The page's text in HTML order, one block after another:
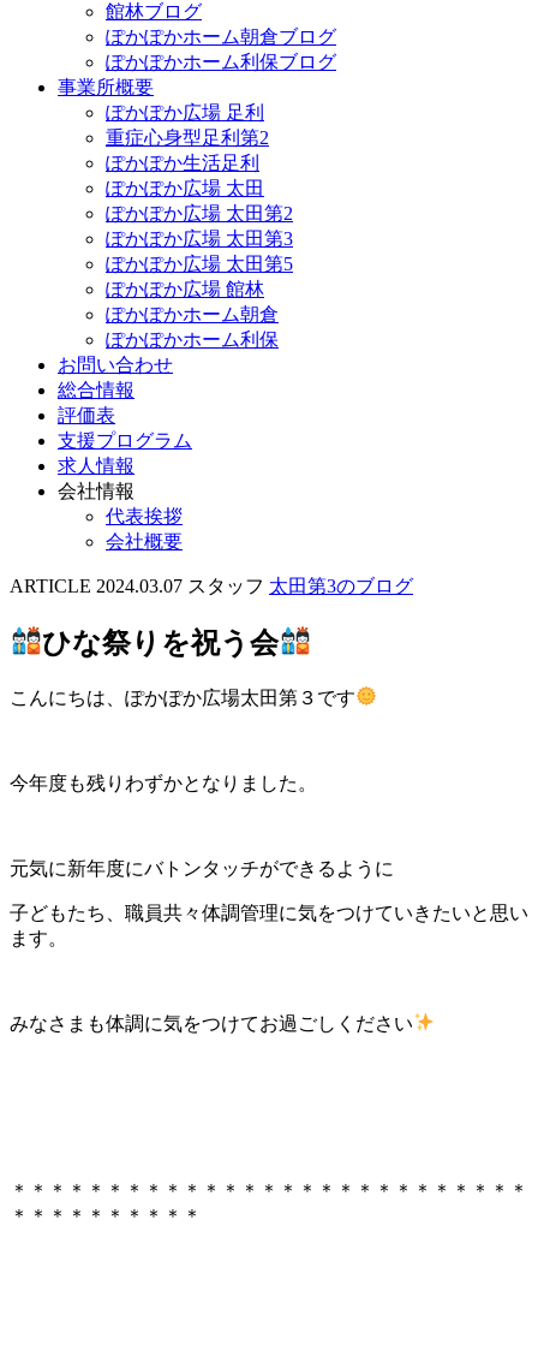
館林ブログ
ぽかぽかホーム朝倉ブログ
ぽかぽかホーム利保ブログ
事業所概要
ぽかぽか広場 足利
重症心身型足利第2
ぽかぽか生活足利
ぽかぽか広場 太田
ぽかぽか広場 太田第2
ぽかぽか広場 太田第3
ぽかぽか広場 太田第5
ぽかぽか広場 館林
ぽかぽかホーム朝倉
ぽかぽかホーム利保
お問い合わせ
総合情報
評価表
支援プログラム
求人情報
会社情報
代表挨拶
会社概要
ARTICLE 2024.03.07 スタッフ 太田第3のブログ
ひな祭りを祝う会
こんにちは、ぽかぽか広場太田第３です
今年度も残りわずかとなりました。
元気に新年度にバトンタッチができるように
子どもたち、職員共々体調管理に気をつけていきたいと思い
ます。
みなさまも体調に気をつけてお過ごしください
＊＊＊＊＊＊＊＊＊＊＊＊＊＊＊＊＊＊＊＊＊＊＊＊＊＊＊
＊＊＊＊＊＊＊＊＊＊